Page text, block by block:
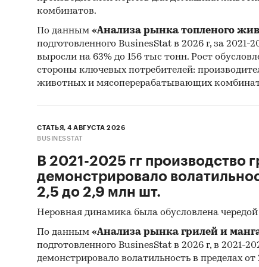
пиво,
При
комбинатов.
По данным «Анализа рынка топленого
подготовленного BusinesStat в 2026 г, за 2021-
выросли на 63% до 156 тыс тонн. Рост
стороны ключевых потребителей:
животных и мясоперерабатывающих
СТАТЬЯ, 4 АВГУСТА 2026
BUSINESSTAT
В 2021-2025 гг производство
демонстрировало
2,5 до 2,9 млн шт.
Неровная динамика была обусловлена
По данным «Анализа рынка грилей и
подготовленного BusinesStat в 2026 г, в 2021-
демонстрировало волатильность в пределах